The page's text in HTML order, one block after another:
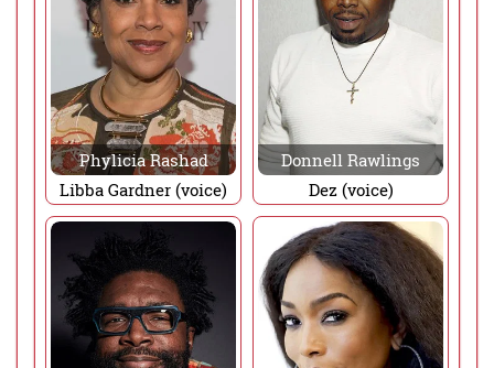
Phylicia Rashad
Libba Gardner (voice)
Donnell Rawlings
Dez (voice)